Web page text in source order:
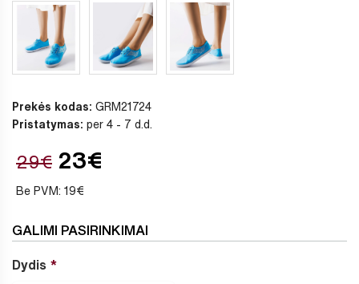
Prekės kodas: GRM21724
Pristatymas: per 4 - 7 d.d.
29€ 23€
Be PVM: 19€
GALIMI PASIRINKIMAI
Dydis